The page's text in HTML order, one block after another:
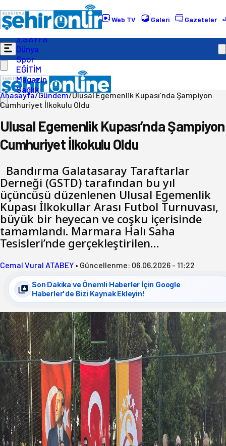
Web TV Galeri Gazeteler
Gündem
Ekonomi
Politika
3.SAYFA
Dünya
Spor
EĞİTİM
Magazin
Sağlık
Anasayfa/Gündem/Ulusal Egemenlik Kupası’nda Şampiyon
Cumhuriyet İlkokulu Oldu
Ulusal Egemenlik Kupası’nda Şampiyon
Cumhuriyet İlkokulu Oldu
Bandırma Galatasaray Taraftarlar
Derneği (GSTD) tarafından bu yıl
üçüncüsü düzenlenen Ulusal Egemenlik
Kupası İlkokullar Arası Futbol Turnuvası,
büyük bir heyecan ve coşku içerisinde
tamamlandı. Marmara Halı Saha
Tesisleri’nde gerçekleştirilen…
Cemal Vural ATABEY • Güncellenme: 06.06.2026 - 11:22
Son Dakika ve Önemli Haberler İçin Google
Haberler'de Bizi Kaynak Ekleyin!